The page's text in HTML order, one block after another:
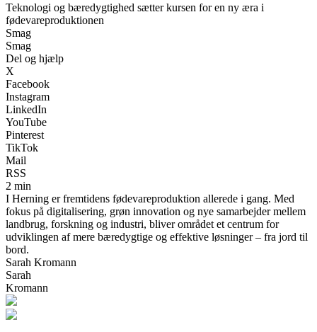
Teknologi og bæredygtighed sætter kursen for en ny æra i
fødevareproduktionen
Smag
Smag
Del og hjælp
X
Facebook
Instagram
LinkedIn
YouTube
Pinterest
TikTok
Mail
RSS
2 min
I Herning er fremtidens fødevareproduktion allerede i gang. Med
fokus på digitalisering, grøn innovation og nye samarbejder mellem
landbrug, forskning og industri, bliver området et centrum for
udviklingen af mere bæredygtige og effektive løsninger – fra jord til
bord.
Sarah Kromann
Sarah
Kromann